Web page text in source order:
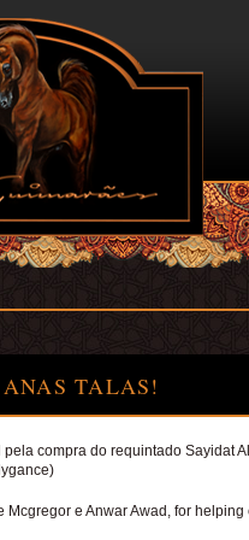
TALAS!
compra do requintado Sayidat
e Anwar Awad, for helping